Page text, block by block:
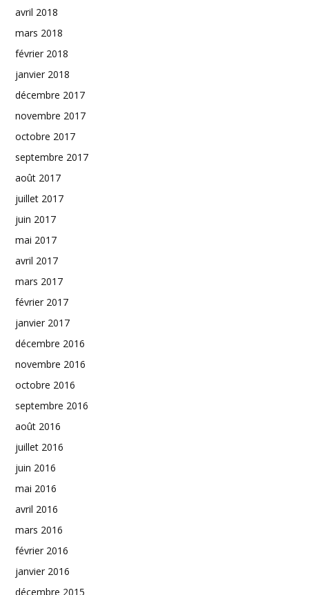
avril 2018
mars 2018
février 2018
janvier 2018
décembre 2017
novembre 2017
octobre 2017
septembre 2017
août 2017
juillet 2017
juin 2017
mai 2017
avril 2017
mars 2017
février 2017
janvier 2017
décembre 2016
novembre 2016
octobre 2016
septembre 2016
août 2016
juillet 2016
juin 2016
mai 2016
avril 2016
mars 2016
février 2016
janvier 2016
décembre 2015